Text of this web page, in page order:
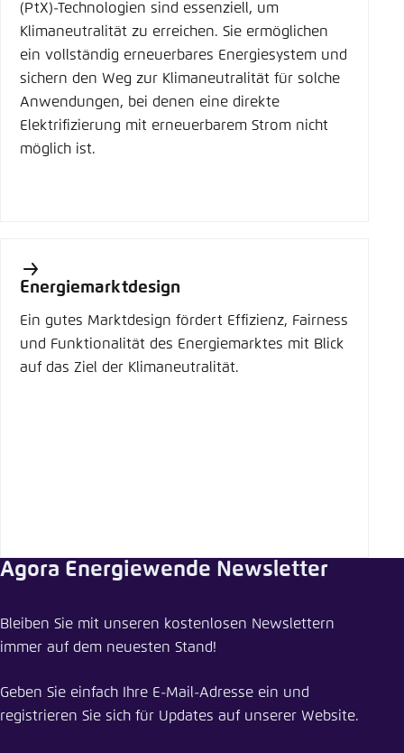
(PtX)-Technologien sind essenziell, um
Klimaneutralität zu erreichen. Sie ermöglichen
ein vollständig erneuerbares Energiesystem und
sichern den Weg zur Klimaneutralität für solche
Anwendungen, bei denen eine direkte
Elektrifizierung mit erneuerbarem Strom nicht
möglich ist.
Energiemarktdesign
Ein gutes Marktdesign fördert Effizienz, Fairness
und Funktionalität des Energiemarktes mit Blick
auf das Ziel der Klimaneutralität.
Agora Energiewende Newsletter
Bleiben Sie mit unseren kostenlosen Newslettern
immer auf dem neuesten Stand!
Geben Sie einfach Ihre E-Mail-Adresse ein und
registrieren Sie sich für Updates auf unserer Website.